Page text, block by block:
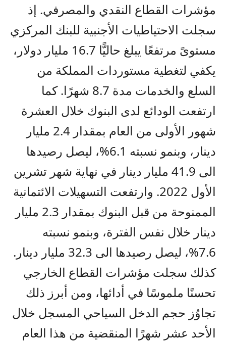
مؤشرات القطاع النقدي والمصرفي. إذ
سجلت الاحتياطيات الأجنبية للبنك المركزي
مستوىً مرتفعًا يبلغ حاليًّا 16.7 مليار دولار،
يكفي لتغطية مستوردات المملكة من
السلع والخدمات مدة 8.7 شهرًا. كما
ارتفعت الودائع لدى البنوك خلال العشرة
شهور الأولى من العام بمقدار 2.4 مليار
دينار، وبنمو نسبته 6.1%، ليصل رصيدها
الى 41.9 مليار دينار في نهاية شهر تشرين
الأول 2022. وارتفعت التسهيلات الائتمانية
الممنوحة من قبل البنوك بمقدار 2.3 مليار
دينار خلال نفس الفترة، وبنمو نسبته
7.6%، ليصل رصيدها الى 32.3 مليار دينار.
كذلك سجلت مؤشرات القطاع الخارجي
تحسنًا ملموسًا في أدائها، ومن أبرز ذلك
تجاوُز حجم الدخل السياحي المسجل خلال
الأحد عشر شهرًا المنقضية من هذا العام